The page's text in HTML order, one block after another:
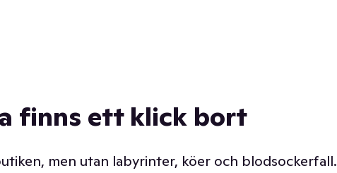
finns ett klick bort
men utan labyrinter, köer och blodsockerfall.